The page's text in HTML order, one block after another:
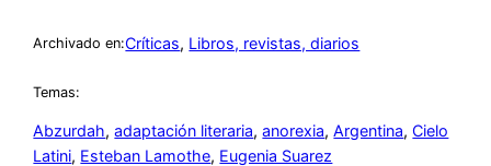
Archivado en:Críticas, Libros, revistas, diarios
Temas:
Abzurdah, adaptación literaria, anorexia, Argentina, Cielo
Latini, Esteban Lamothe, Eugenia Suarez